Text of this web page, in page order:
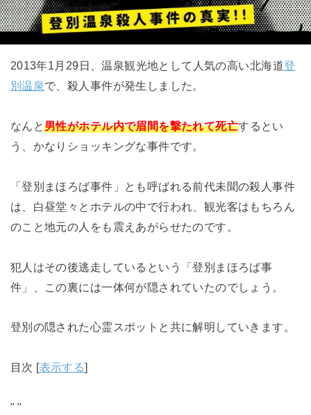
2013年1月29日、温泉観光地として人気の高い北海道登
別温泉で、殺人事件が発生しました。
なんと男性がホテル内で眉間を撃たれて死亡するとい
う、かなりショッキングな事件です。
「登別まほろば事件」とも呼ばれる前代未聞の殺人事件
は、白昼堂々とホテルの中で行われ、観光客はもちろん
のこと地元の人をも震えあがらせたのです。
犯人はその後逃走しているという「登別まほろば事
件」、この裏には一体何が隠されていたのでしょう。
登別の隠された心霊スポットと共に解明していきます。
目次 [表示する]
" "